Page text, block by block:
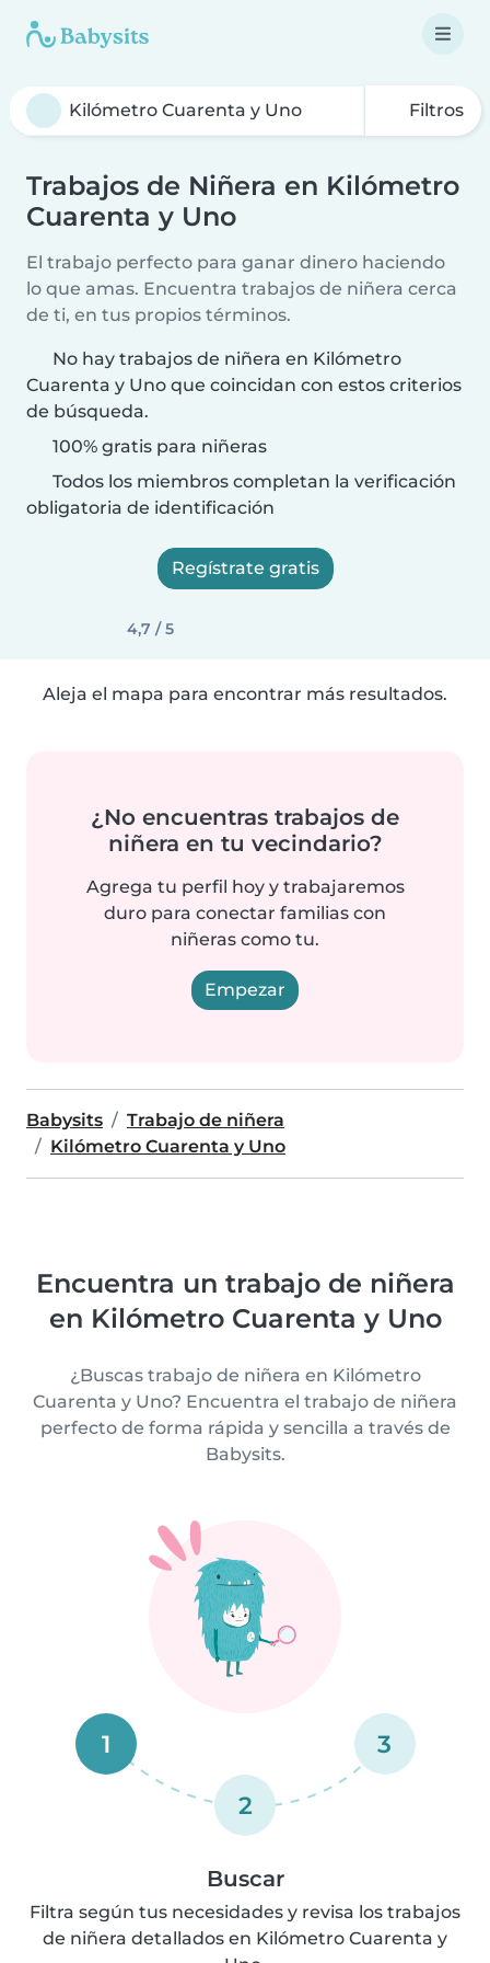
Filtros
Trabajos de Niñera en Kilómetro
Cuarenta y Uno
El trabajo perfecto para ganar dinero haciendo
lo que amas. Encuentra trabajos de niñera cerca
de ti, en tus propios términos.
No hay trabajos de niñera en Kilómetro
Cuarenta y Uno que coincidan con estos criterios
de búsqueda.
100% gratis para niñeras
Todos los miembros completan la verificación
obligatoria de identificación
Regístrate gratis
4,7 / 5
Aleja el mapa para encontrar más resultados.
¿No encuentras trabajos de
niñera en tu vecindario?
Agrega tu perfil hoy y trabajaremos
duro para conectar familias con
niñeras como tu.
Empezar
Babysits
Trabajo de niñera
Kilómetro Cuarenta y Uno
Encuentra un trabajo de niñera
en Kilómetro Cuarenta y Uno
¿Buscas trabajo de niñera en Kilómetro
Cuarenta y Uno? Encuentra el trabajo de niñera
perfecto de forma rápida y sencilla a través de
Babysits.
1
2
3
Buscar
Filtra según tus necesidades y revisa los trabajos
de niñera detallados en Kilómetro Cuarenta y